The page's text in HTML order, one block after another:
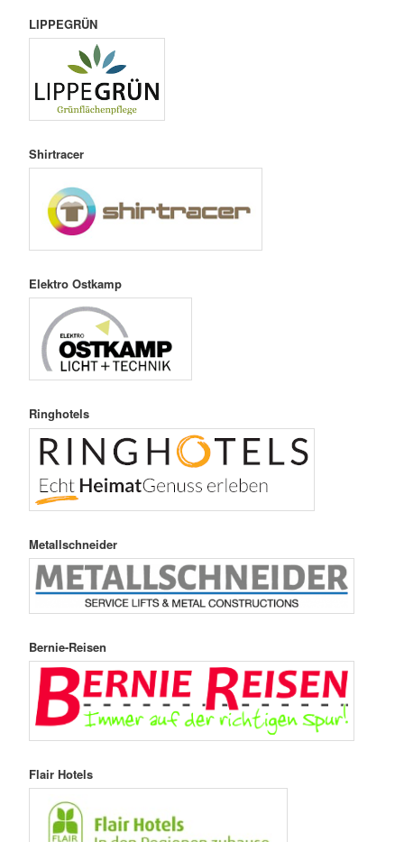
LIPPEGRÜN
Shirtracer
Elektro Ostkamp
Ringhotels
Metallschneider
Bernie-Reisen
Flair Hotels